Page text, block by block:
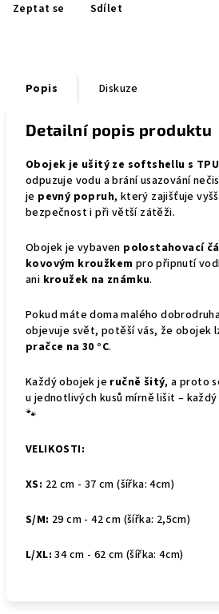
Zeptat se Sdílet
Popis Diskuze
Detailní popis produktu
Obojek je ušitý ze softshellu s
odpuzuje vodu a brání usazování
je pevný popruh, který zajišťuje
bezpečnost i při větší zátěži.
Obojek je vybaven polostahovací
kovovým kroužkem pro připnutí
ani kroužek na známku.
Pokud máte doma malého
objevuje svět, potěší vás, že obojek
pračce na 30 °C.
Každý obojek je ručně šitý, a proto
u jednotlivých kusů mírně lišit –
🐾
VELIKOSTI:
XS: 22 cm - 37 cm (šířka: 4cm)
S/M: 29 cm - 42 cm (šířka: 2,5cm)
L/XL: 34 cm - 62 cm (šířka: 4cm)